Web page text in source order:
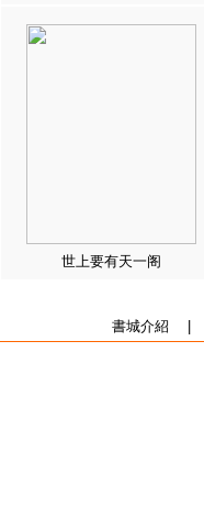
世上要有天一阁
書城介紹